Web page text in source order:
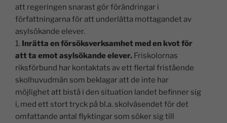
att regeringen snarast gör förändringar i
författningarna för att underlätta mottagandet av
asylsökande elever.
1. Inrätta en försöksverksamhet med en kvot för
att ta emot asylsökande elever. Friskolornas
riksförbund har kontaktats av ett flertal fristående
skolhuvudmän som beklagar att de inte har
möjlighet att bistå i den situation landet befinner sig
i, med ett stort tryck på bl.a. skolväsendet för det
omfattande antal flyktingar som söker sig till